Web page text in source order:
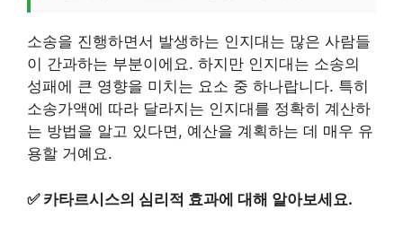
소송을 진행하면서 발생하는 인지대는 많은 사람들
이 간과하는 부분이에요. 하지만 인지대는 소송의
성패에 큰 영향을 미치는 요소 중 하나랍니다. 특히
소송가액에 따라 달라지는 인지대를 정확히 계산하
는 방법을 알고 있다면, 예산을 계획하는 데 매우 유
용할 거예요.
✅ 카타르시스의 심리적 효과에 대해 알아보세요.